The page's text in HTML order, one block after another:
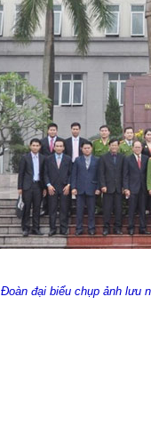
Đoàn đại biểu chụp ảnh lưu